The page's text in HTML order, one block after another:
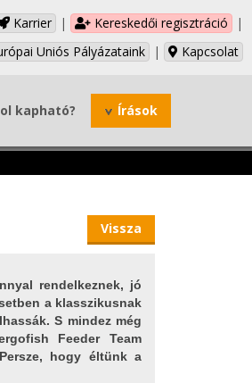
Karrier | Kereskedői regisztráció
|
Uniós Pályázataink
| Kapcsolat
kapható? Írások
Vissza
rendelkeznek, jó
a klasszikusnak
S mindez még
Feeder Team
hogy éltünk a